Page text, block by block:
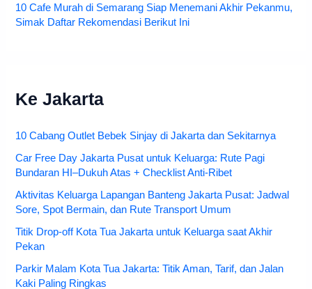
10 Cafe Murah di Semarang Siap Menemani Akhir Pekanmu,
Simak Daftar Rekomendasi Berikut Ini
Ke Jakarta
10 Cabang Outlet Bebek Sinjay di Jakarta dan Sekitarnya
Car Free Day Jakarta Pusat untuk Keluarga: Rute Pagi
Bundaran HI–Dukuh Atas + Checklist Anti-Ribet
Aktivitas Keluarga Lapangan Banteng Jakarta Pusat: Jadwal
Sore, Spot Bermain, dan Rute Transport Umum
Titik Drop-off Kota Tua Jakarta untuk Keluarga saat Akhir
Pekan
Parkir Malam Kota Tua Jakarta: Titik Aman, Tarif, dan Jalan
Kaki Paling Ringkas